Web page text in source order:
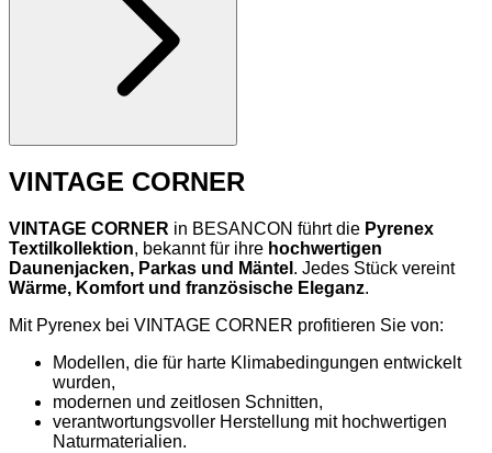
VINTAGE CORNER
VINTAGE CORNER in BESANCON führt die Pyrenex
Textilkollektion, bekannt für ihre hochwertigen
Daunenjacken, Parkas und Mäntel . Jedes Stück vereint
Wärme, Komfort und französische Eleganz.
Mit Pyrenex bei VINTAGE CORNER profitieren Sie von:
Modellen, die für harte Klimabedingungen entwickelt
wurden,
modernen und zeitlosen Schnitten,
verantwortungsvoller Herstellung mit hochwertigen
Naturmaterialien.